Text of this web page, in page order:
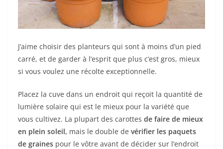
J’aime choisir des planteurs qui sont à moins d’un pied
carré, et de garder à l’esprit que plus c’est gros, mieux
si vous voulez une récolte exceptionnelle.
Placez la cuve dans un endroit qui reçoit la quantité de
lumière solaire qui est le mieux pour la variété que
vous cultivez. La plupart des carottes de faire de mieux
en plein soleil, mais le double de vérifier les paquets
de graines pour le vôtre avant de décider sur l’endroit